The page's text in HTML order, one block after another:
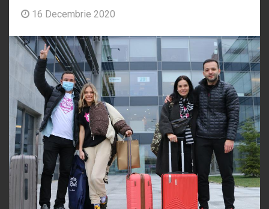
16 Decembrie 2020